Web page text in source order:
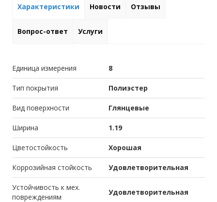
Характеристики Новости Отзывы
Вопрос-ответ Услуги
Единица измерения 8
Тип покрытия Полиэстер
Вид поверхности Глянцевые
Ширина 1.19
Цветостойкость Хорошая
Коррозийная стойкость Удовлетворительная
Устойчивость к мех.
повреждениям
Удовлетворительная